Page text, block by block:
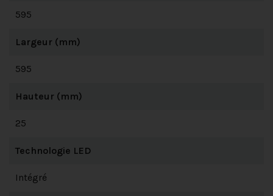
595
Largeur (mm)
595
Hauteur (mm)
25
Technologie LED
Intégré